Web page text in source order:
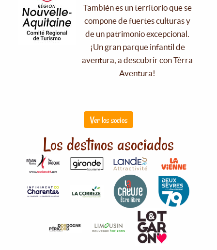
También es un territorio que se
compone de fuertes culturas y
de un patrimonio excepcional.
¡Un gran parque infantil de
aventura, a descubrir con Tèrra
Aventura!
Ver los socios
Los destinos asociados